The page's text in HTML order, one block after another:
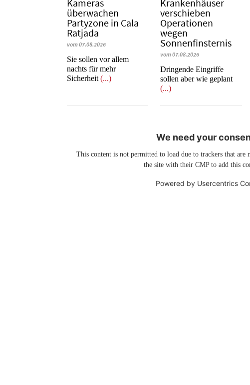
Kameras
überwachen
Partyzone in Cala
Ratjada
vom 07.08.2026
Sie sollen vor allem
nachts für mehr
Sicherheit (...)
Krankenhäuser
verschieben
Operationen
wegen
Sonnenfinsternis
vom 07.08.2026
Dringende Eingriffe
sollen aber wie geplant
(...)
We need your
This content is not permitted to load due to trackers that are
the site with their CMP to add this
Powered by Usercentrics